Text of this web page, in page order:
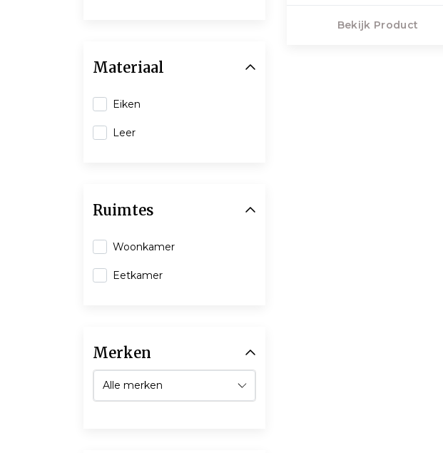
Bekijk Product
Materiaal
Eiken
Leer
Ruimtes
Woonkamer
Eetkamer
Merken